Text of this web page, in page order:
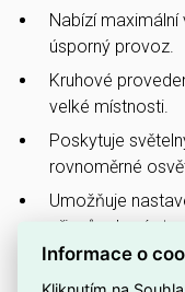
Nabízí
úsporný provoz.
Kruhové
velké místnosti.
Poskytuje
rovnoměrné
Umožňuje
přizpůsobení
Přední stupeň
vhodné i do
Informace o